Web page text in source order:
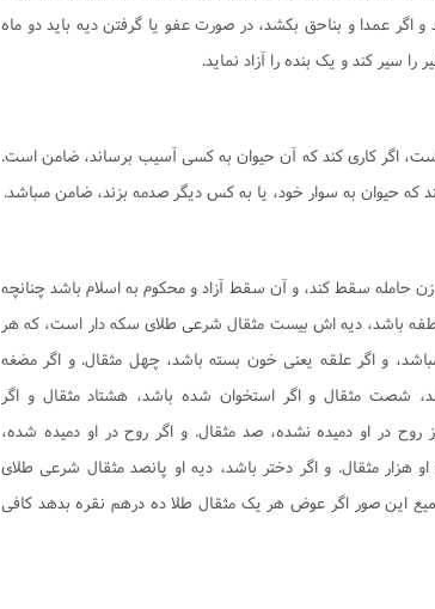
اگر عمدا و بناحق بکشد، در صورت عفو يا گرفتن ديه بايد دو ماه
سير کند و يک بنده را آزاد نمايد.
اگر کارى کند که آن حيوان به کسى آسيب برساند، ضامن است.
که حيوان به سوار خود، يا به کس ديگر صدمه بزند، ضامن مىباشد.
زن حامله سقط کند، و آن سقط آزاد و محکوم به اسلام باشد چنانچه
باشد، ديه اش بيست مثقال شرعى طلاى سکه دار است، که هر
18 نخود مىباشد، و اگر علقه يعنى خون بسته باشد، چهل مثقال. و اگر مضغه
شصت مثقال و اگر استخوان شده باشد، هشتاد مثقال و اگر
در او دميده نشده، صد مثقال. و اگر روح در او دميده شده،
هزار مثقال. و اگر دختر باشد، ديه او پانصد مثقال شرعى طلاى
اين صور اگر عوض هر يک مثقال طلا ده درهم نقره بدهد کافى